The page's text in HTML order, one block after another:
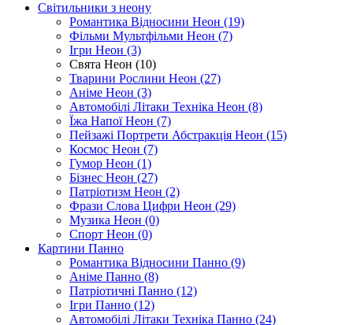
Світильники з неону
Романтика Відносини Неон (19)
Фільми Мультфільми Неон (7)
Ігри Неон (3)
Свята Неон (10)
Тварини Рослини Неон (27)
Аніме Неон (3)
Автомобілі Літаки Техніка Неон (8)
Їжа Напої Неон (7)
Пейзажі Портрети Абстракція Неон (15)
Космос Неон (7)
Гумор Неон (1)
Бізнес Неон (27)
Патріотизм Неон (2)
Фрази Слова Цифри Неон (29)
Музика Неон (0)
Спорт Неон (0)
Картини Панно
Романтика Відносини Панно (9)
Аніме Панно (8)
Патріотичні Панно (12)
Ігри Панно (12)
Автомобілі Літаки Техніка Панно (24)